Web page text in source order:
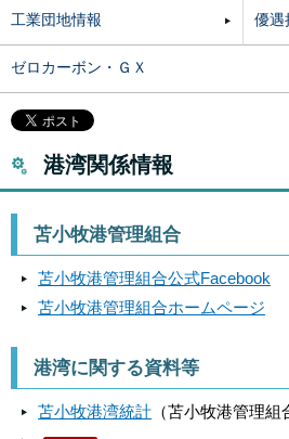
工業団地情報 優遇
ゼロカーボン・ＧＸ
港湾関係情報
苫小牧港管理組合
苫小牧港管理組合公式Facebook
苫小牧港管理組合ホームページ
港湾に関する資料等
苫小牧港湾統計 （苫小牧港管理組